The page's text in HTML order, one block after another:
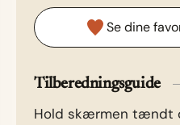
Se dine
Tilberedningsguide
Hold skærmen tændt og følg opskriften trin